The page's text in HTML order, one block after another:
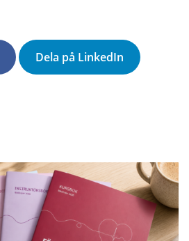
Dela på LinkedIn